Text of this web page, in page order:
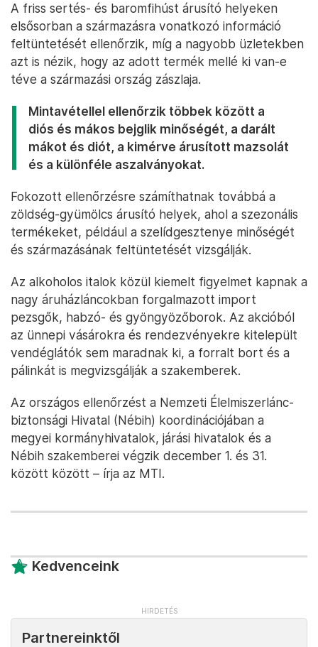
A friss sertés- és baromfihúst árusító helyeken
elsősorban a származásra vonatkozó információ
feltüntetését ellenőrzik, míg a nagyobb üzletekben
azt is nézik, hogy az adott termék mellé ki van-e
téve a származási ország zászlaja.
Mintavétellel ellenőrzik többek között a
diós és mákos bejglik minőségét, a darált
mákot és diót, a kimérve árusított mazsolát
és a különféle aszalványokat.
Fokozott ellenőrzésre számíthatnak továbbá a
zöldség-gyümölcs árusító helyek, ahol a szezonális
termékeket, például a szelídgesztenye minőségét
és származásának feltüntetését vizsgálják.
Az alkoholos italok közül kiemelt figyelmet kapnak a
nagy áruházláncokban forgalmazott import
pezsgők, habzó- és gyöngyözőborok. Az akcióból
az ünnepi vásárokra és rendezvényekre kitelepült
vendéglátók sem maradnak ki, a forralt bort és a
pálinkát is megvizsgálják a szakemberek.
Az országos ellenőrzést a Nemzeti Élelmiszerlánc-
biztonsági Hivatal (Nébih) koordinációjában a
megyei kormányhivatalok, járási hivatalok és a
Nébih szakemberei végzik december 1. és 31.
között között – írja az MTI.
Kedvenceink
Partnereinktől